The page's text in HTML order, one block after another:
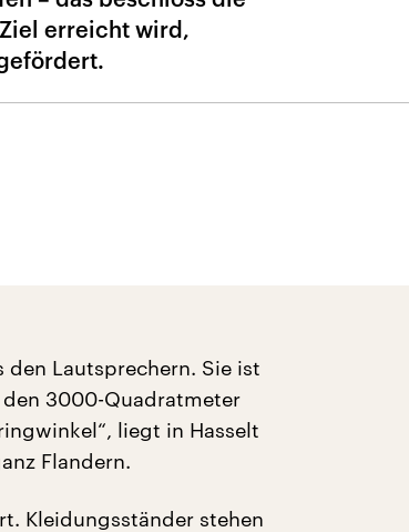
erreicht wird,
Lautsprechern. Sie ist
3000-Quadratmeter
liegt in Hasselt
Flandern.
Kleidungsständer stehen